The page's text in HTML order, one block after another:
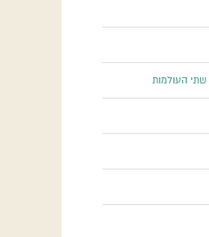
שתי העולמות